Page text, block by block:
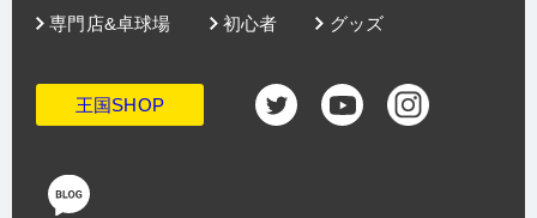
グッズ
専門店&卓球場 初心者
王国SHOP